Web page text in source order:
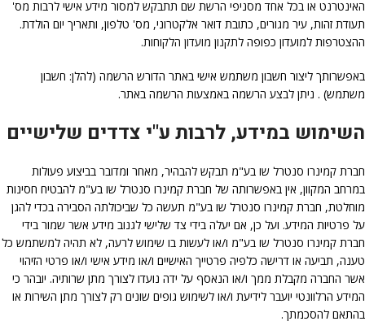
האינטרנט או בכל אחד מסניפי הרשת שם תתבקש למסור מידע אישי לרבות מס'
תעודת זהות, עיר מגורים, כתובת דואר אלקטרוני, מס' טלפון, ותאריך יום הולדת.
ההצטרפות למועדון כפופה לתקנון מועדון הלקוחות.
באפשרותך ליצור חשבון משתמש אישי באתר הדורש הרשמה (להלן: חשבון
משתמש) . ניתן לבצע הרשמה באמצעות הרשמה באתר.
השימוש במידע, לרבות ע"י צדדים שלישיים
חברת קמינרו סנטרל שו בע"מ תבקש להבהיר, מאחר ומדובר בביצוע פעולות
במרחב המקוון, אין באפשרותה של חברת קמינרו סנטרל שו בע"מ להבטיח חסינות
מוחלטת, חברת קמינרו סנטרל שו בע"מ תעשה כל שביכולתה הסבירה בכדי להגן
על פרטיות המידע. ועל כן, אם יעלה בידי צד שלישי לגנוב מידע אשר שמור בידי
חברת קמינרו סנטרל שו בע"מ ו/או לעשות בו שימוש לרעה, לא תהיה למשתמש כל
טענה, תביעה או דרישה כלפיה פרטייך האישיים ו/או מידע אישי ו/או פרטי הזיהוי
אשר החברה מקבלת ממך ו/או הנאסף על ידה נועדו לצורך מתן שרותיה. יובהר כי
המידע הרלוונטי יועבר לידיעת ו/או לשימוש גופים שונים רק לצורך מתן השירות או
בהתאם להסכמתך.